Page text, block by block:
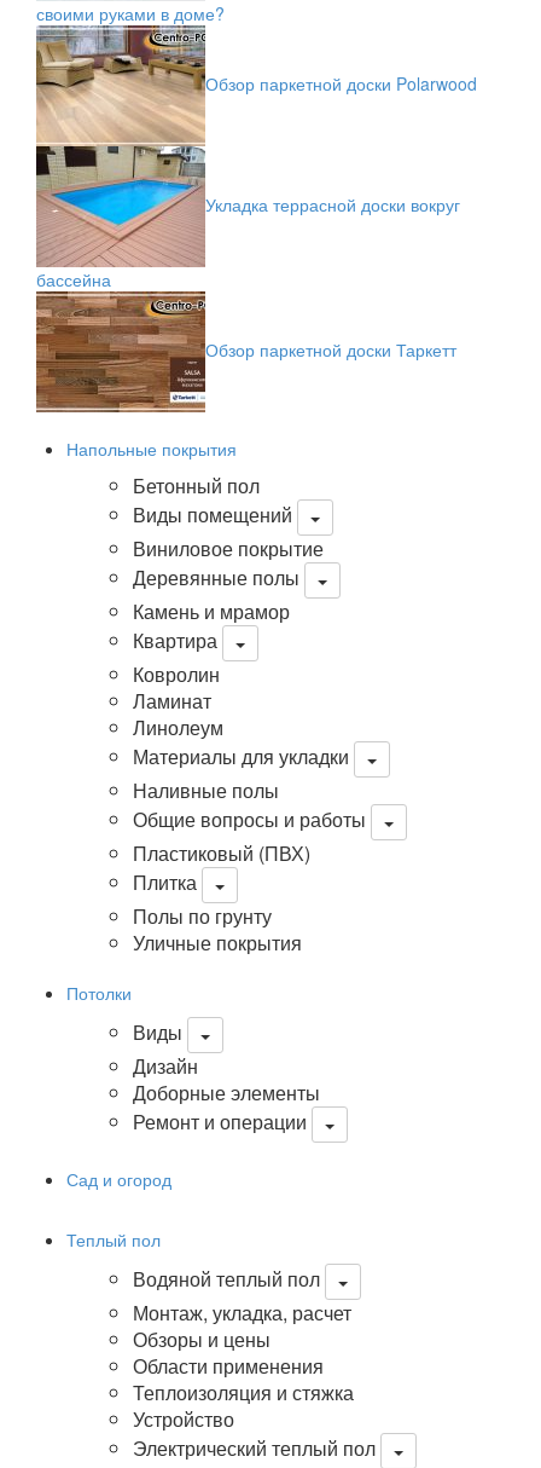
своими руками в доме?
Обзор паркетной доски Polarwood
Укладка террасной доски вокруг
бассейна
Обзор паркетной доски Таркетт
Напольные покрытия
Бетонный пол
Виды помещений
Виниловое покрытие
Деревянные полы
Камень и мрамор
Квартира
Ковролин
Ламинат
Линолеум
Материалы для укладки
Наливные полы
Общие вопросы и работы
Пластиковый (ПВХ)
Плитка
Полы по грунту
Уличные покрытия
Потолки
Виды
Дизайн
Доборные элементы
Ремонт и операции
Сад и огород
Теплый пол
Водяной теплый пол
Монтаж, укладка, расчет
Обзоры и цены
Области применения
Теплоизоляция и стяжка
Устройство
Электрический теплый пол